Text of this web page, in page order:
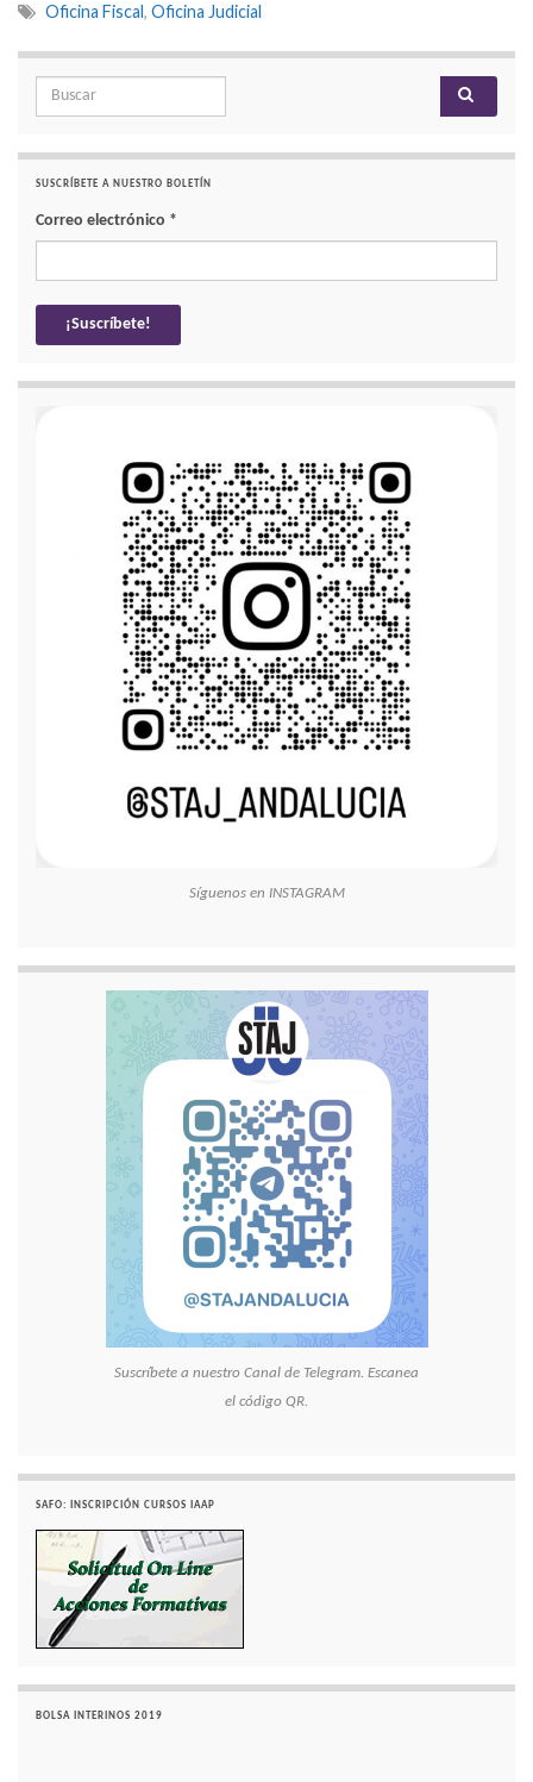
Oficina Fiscal , Oficina Judicial
Search for:
SUSCRÍBETE A NUESTRO BOLETÍN
Correo electrónico *
Síguenos en INSTAGRAM
Suscríbete a nuestro Canal de Telegram. Escanea
el código QR.
SAFO: INSCRIPCIÓN CURSOS IAAP
BOLSA INTERINOS 2019